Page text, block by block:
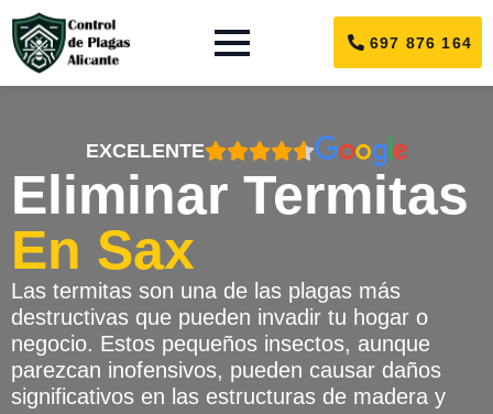
697 876 164
EXCELENTE
Eliminar Termitas
En Sax
Las termitas son una de las plagas más
destructivas que pueden invadir tu hogar o
negocio. Estos pequeños insectos, aunque
parezcan inofensivos, pueden causar daños
significativos en las estructuras de madera y